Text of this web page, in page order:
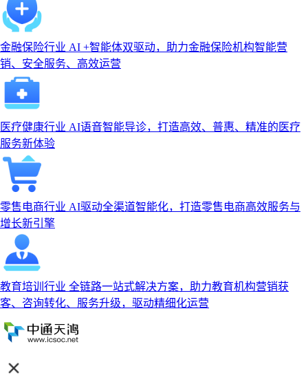
金融保险行业 AI +智能体双驱动，助力金融保险机构智能营
销、安全服务、高效运营
医疗健康行业 AI语音智能导诊，打造高效、普惠、精准的医疗
服务新体验
零售电商行业 AI驱动全渠道智能化，打造零售电商高效服务与
增长新引擎
教育培训行业 全链路一站式解决方案，助力教育机构营销获
客、咨询转化、服务升级，驱动精细化运营